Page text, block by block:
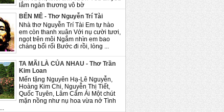
lắm ngàn thương vô bờ
BẾN MÊ - Thơ Nguyễn Trí Tài
Nhà thơ Nguyễn Trí Tài Em tự hào
em còn thanh xuân Với nụ cười tươi,
ngọt trên môi Ngắm nhìn em bao
chàng bối rối Bước đi rồi, lòng ...
TA MÃI LÀ CỦA NHAU - Thơ Trần
Kim Loan
Mến tặng Nguyên Hạ-Lê Nguyễn,
Hoàng Kim Chi, Nguyễn Thị Tiết,
Quốc Tuyên, Lâm Cẩm Ái Một chút
mặn nồng như nụ hoa vừa nở Tình